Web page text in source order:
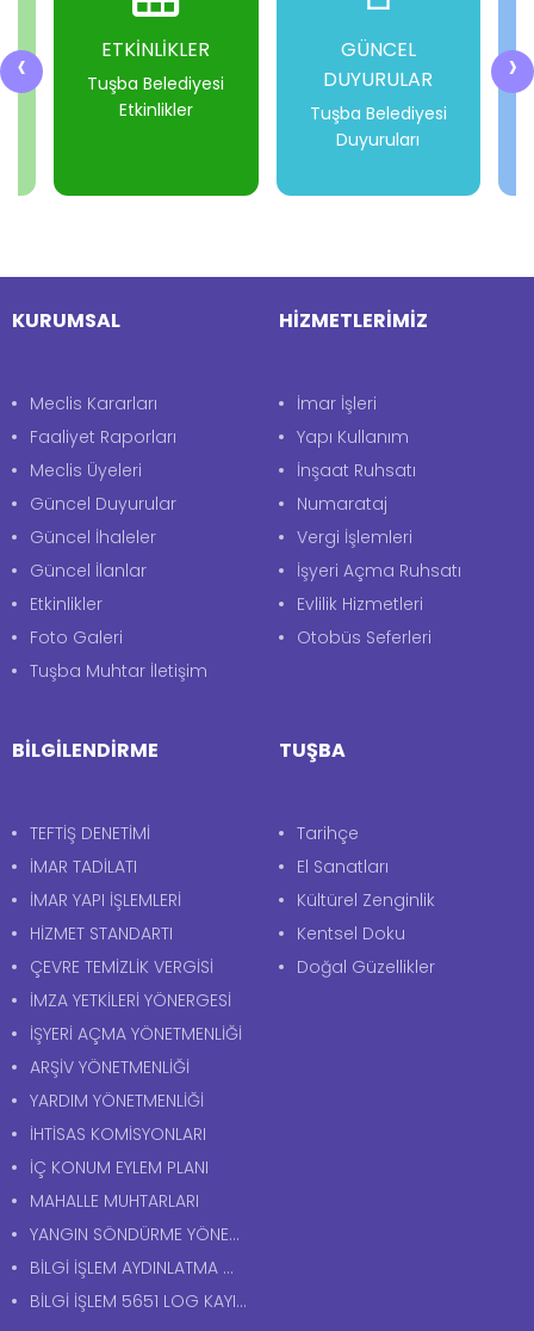
‹ ›
ETKİNLİKLER
Tuşba Belediyesi
Etkinlikler
GÜNCEL
DUYURULAR
Tuşba Belediyesi
Duyuruları
-
KURUMSAL
Meclis Kararları
Faaliyet Raporları
Meclis Üyeleri
Güncel Duyurular
Güncel İhaleler
Güncel İlanlar
Etkinlikler
Foto Galeri
Tuşba Muhtar İletişim
HİZMETLERİMİZ
İmar İşleri
Yapı Kullanım
İnşaat Ruhsatı
Numarataj
Vergi İşlemleri
İşyeri Açma Ruhsatı
Evlilik Hizmetleri
Otobüs Seferleri
BİLGİLENDİRME
TEFTİŞ DENETİMİ
İMAR TADİLATI
İMAR YAPI İŞLEMLERİ
HİZMET STANDARTI
ÇEVRE TEMİZLİK VERGİSİ
İMZA YETKİLERİ YÖNERGESİ
İŞYERİ AÇMA YÖNETMENLİĞİ
ARŞİV YÖNETMENLİĞİ
YARDIM YÖNETMENLİĞİ
İHTİSAS KOMİSYONLARI
İÇ KONUM EYLEM PLANI
MAHALLE MUHTARLARI
YANGIN SÖNDÜRME YÖNERGESİ
BİLGİ İŞLEM AYDINLATMA METNİ
BİLGİ İŞLEM 5651 LOG KAYITLARI AYDINLATMA METNİ
TUŞBA
Tarihçe
El Sanatları
Kültürel Zenginlik
Kentsel Doku
Doğal Güzellikler